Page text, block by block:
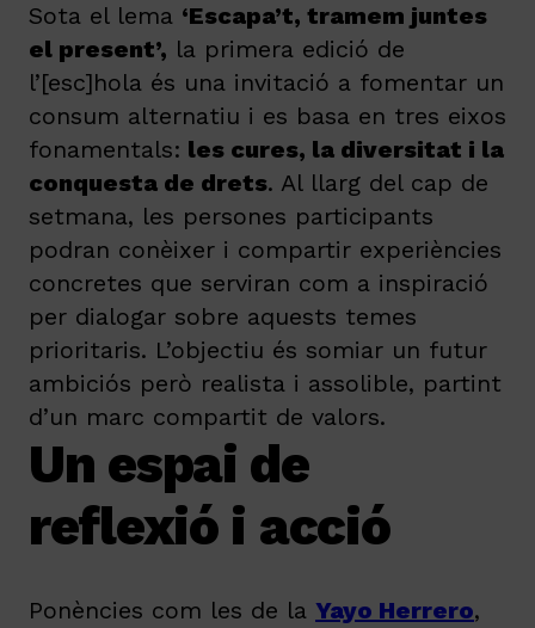
Sota el lema ‘Escapa’t, tramem juntes
el present’, la primera edició de
l’[esc]hola és una invitació a fomentar un
consum alternatiu i es basa en tres eixos
fonamentals: les cures, la diversitat i la
conquesta de drets. Al llarg del cap de
setmana, les persones participants
podran conèixer i compartir experiències
concretes que serviran com a inspiració
per dialogar sobre aquests temes
prioritaris. L’objectiu és somiar un futur
ambiciós però realista i assolible, partint
d’un marc compartit de valors.
Un espai de
reflexió i acció
Ponències com les de la Yayo Herrero,